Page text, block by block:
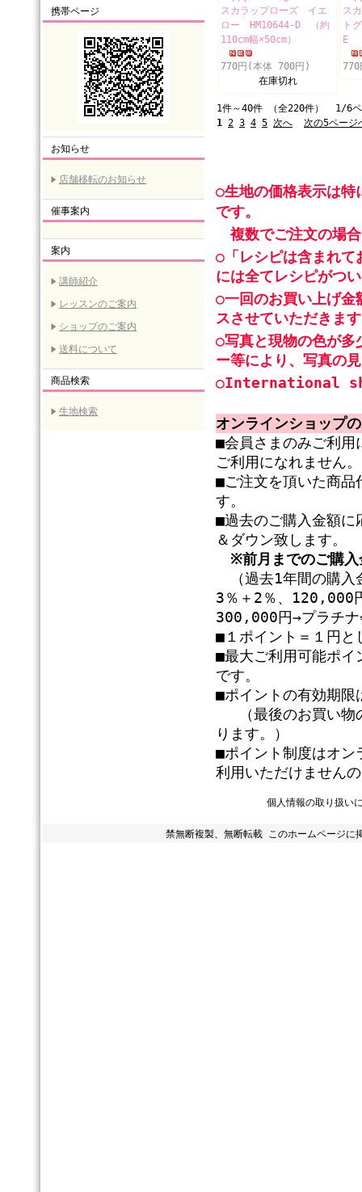
携帯ページ
お知らせ
店舗移転のお知らせ
催事案内
案内
講師紹介
レッスンのご案内
ショップのご案内
送料について
商品検索
生地検索
スカラップローズ イエ
ロー HM10644-D （約
110cm幅×50cm）
770円(本体 700円)
在庫切れ
ス
ト
E
1件～40件 （全220件） 1/6ペ
1 2 3 4 5 次へ 次の5ページ
○生地の価格表示は特
です。
複数でご注文の場
○「レシピは含まれて
には全てレシピがつ
○一回のお買い上げ
スさせていただきま
○写真と現物の色が多
ー等により、写真の
○International
オンラインショップ
■会員さまのみご利用
ご利用になれません。
■ご注文を頂いた商品
す。
■過去のご購入金額に
＆ダウン致します。
※前月までのご購
（過去1年間の購入
3％＋2％、120,000
300,000円→プラチナ
■１ポイント＝１円と
■最大ご利用可能ポイ
です。
■ポイントの有効期限
（最後のお買い物
ります。）
■ポイント制度はオ
利用いただけません
個人情報の取り扱い
禁無断複製、無断転載 このホームページに